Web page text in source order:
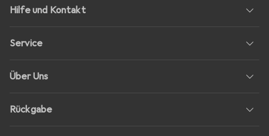
Hilfe und Kontakt
Service
Über Uns
Rückgabe